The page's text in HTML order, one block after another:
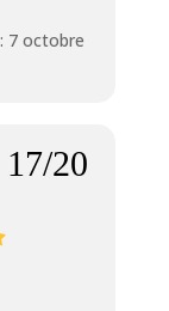
7 octobre
20